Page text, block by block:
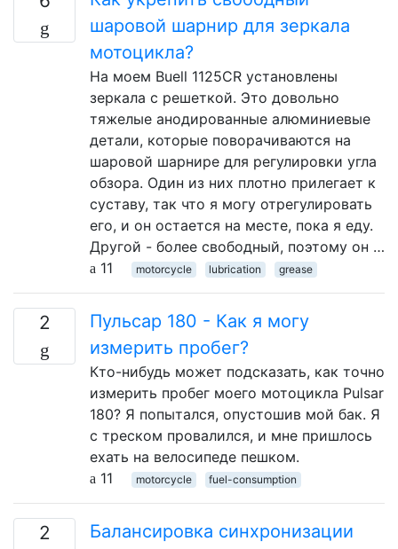
шаровой шарнир для зеркала
мотоцикла?
На моем Buell 1125CR установлены
зеркала с решеткой. Это довольно
тяжелые анодированные алюминиевые
детали, которые поворачиваются на
шаровой шарнире для регулировки угла
обзора. Один из них плотно прилегает к
суставу, так что я могу отрегулировать
его, и он остается на месте, пока я еду.
Другой - более свободный, поэтому он …
11
motorcycle lubrication grease
2
Пульсар 180 - Как я могу
измерить пробег?
Кто-нибудь может подсказать, как точно
измерить пробег моего мотоцикла Pulsar
180? Я попытался, опустошив мой бак. Я
с треском провалился, и мне пришлось
ехать на велосипеде пешком.
11
motorcycle fuel-consumption
2
Балансировка синхронизации